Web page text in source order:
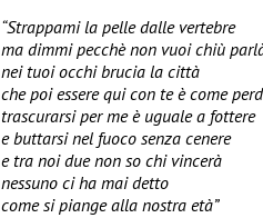
“Strappami la pelle dalle vertebre
ma dimmi pecchè non vuoi chiù
nei tuoi occhi brucia la città
che poi essere qui con te è come
trascurarsi per me è uguale a fottere
e buttarsi nel fuoco senza cenere
e tra noi due non so chi vincerà
nessuno ci ha mai detto
come si piange alla nostra età”